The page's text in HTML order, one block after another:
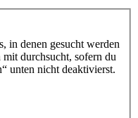
in denen gesucht werden
durchsucht, sofern du
unten nicht deaktivierst.